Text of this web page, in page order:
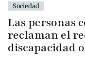
Sociedad
Las personas
reclaman el
discapacidad